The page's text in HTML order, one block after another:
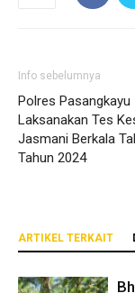
Info sebelumnya
Polres Pasangkayu
Laksanakan Tes
Jasmani Berkala
Tahun 2024
ARTIKEL TERKAIT